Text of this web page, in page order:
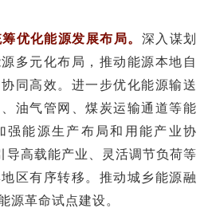
优化能源发展布局。 深入谋划
多元化布局，推动能源本地自
同高效。进一步优化能源输送
油气管网、煤炭运输通道等能
强能源生产布局和用能产业协
导高载能产业、灵活调节负荷等
区有序转移。推动城乡能源融
源革命试点建设。